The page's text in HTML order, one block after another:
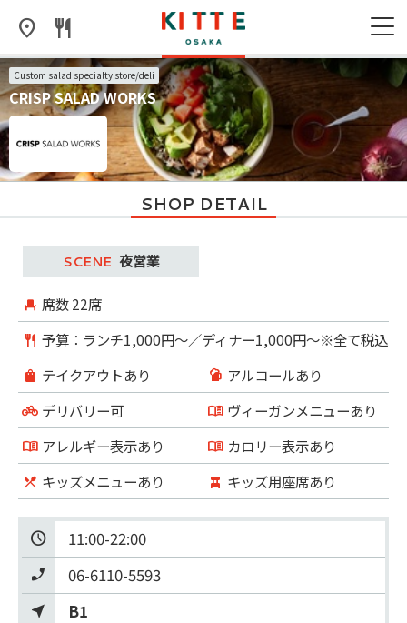
Custom salad specialty store/deli
CRISP SALAD WORKS
SHOP DETAIL
夜営業
席数22席
予算：ランチ1,000円～／ディナー1,000円～※全て税込
テイクアウトあり
アルコールあり
デリバリー可
ヴィーガンメニューあり
アレルギー表示あり
カロリー表示あり
キッズメニューあり
キッズ用座席あり
11:00-22:00
06-6110-5593
B1